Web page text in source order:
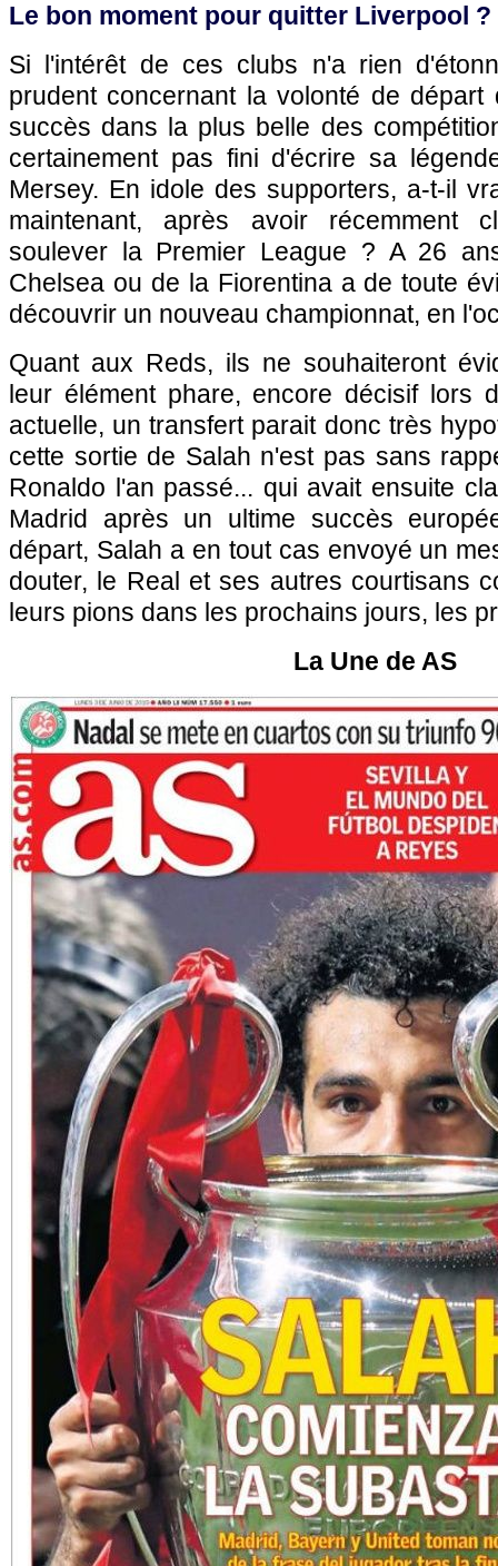
Le bon moment pour quitter Liverpool ?
Si l'intérêt de ces clubs n'a rien
prudent concernant la volonté de départ
succès dans la plus belle des
certainement pas fini d'écrire sa
Mersey. En idole des supporters, a-t-il
maintenant, après avoir récemment
soulever la Premier League ? A 26
Chelsea ou de la Fiorentina a de toute
découvrir un nouveau championnat, en
Quant aux Reds, ils ne souhaiteront
leur élément phare, encore décisif lors
actuelle, un transfert parait donc très
cette sortie de Salah n'est pas sans
Ronaldo l'an passé... qui avait ensuite
Madrid après un ultime succès
départ, Salah a en tout cas envoyé un
douter, le Real et ses autres courtisans
leurs pions dans les prochains jours, les
La Une de AS